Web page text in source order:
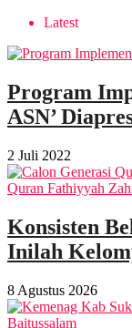
Latest
Program
ASN’
2 Juli 2022
Konsisten
Inilah
8 Agustus 2026